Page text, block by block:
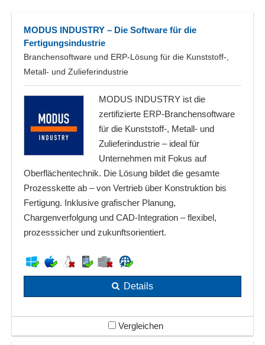
MODUS INDUSTRY – Die Software für die
Fertigungsindustrie
Branchensoftware und ERP-Lösung für die Kunststoff-,
Metall- und Zulieferindustrie
MODUS INDUSTRY ist die
zertifizierte ERP-Branchensoftware
für die Kunststoff-, Metall- und
Zulieferindustrie – ideal für
Unternehmen mit Fokus auf
Oberflächentechnik. Die Lösung bildet die gesamte
Prozesskette ab – von Vertrieb über Konstruktion bis
Fertigung. Inklusive grafischer Planung,
Chargenverfolgung und CAD-Integration – flexibel,
prozesssicher und zukunftsorientiert.
Details
Vergleichen